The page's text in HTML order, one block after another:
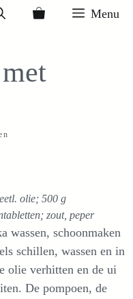
Menu
olie; 500 g
zout, peper
wassen, schoonmaken
schillen, wassen en in
olie verhitten en de ui
De pompoen, de